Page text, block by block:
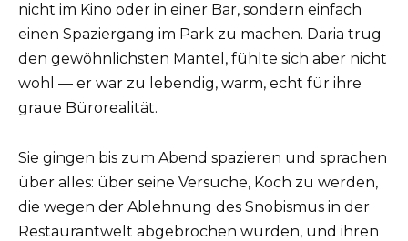
nicht im Kino oder in einer Bar, sondern einfach
einen Spaziergang im Park zu machen. Daria trug
den gewöhnlichsten Mantel, fühlte sich aber nicht
wohl — er war zu lebendig, warm, echt für ihre
graue Bürorealität.
Sie gingen bis zum Abend spazieren und sprachen
über alles: über seine Versuche, Koch zu werden,
die wegen der Ablehnung des Snobismus in der
Restaurantwelt abgebrochen wurden, und ihren